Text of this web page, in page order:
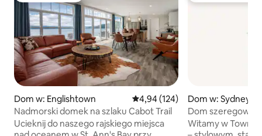
Dom w: Englishtown Średnia ocena: 4,94 na 5, liczba
4,94 (124)
Nadmorski domek na szlaku Cabot Trail
Ucieknij do naszego rajskiego miejsca
Dom w: Sydney
Dom szeregowy
Witamy w